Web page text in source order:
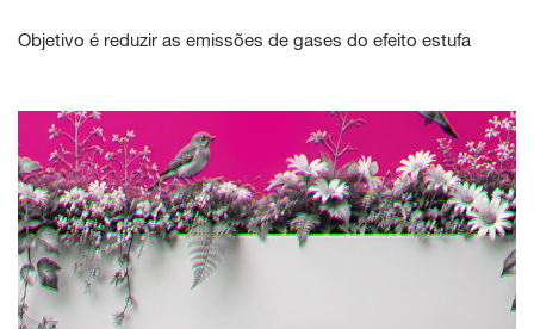
Objetivo é reduzir as emissões de gases do efeito estufa